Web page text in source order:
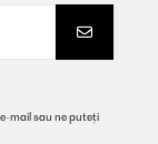
mail sau ne puteți